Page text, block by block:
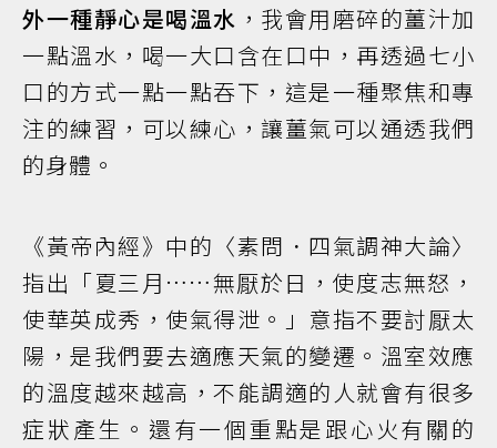
外一種靜心是喝溫水 ，我會用磨碎的薑汁加
一點溫水，喝一大口含在口中，再透過七小
口的方式一點一點吞下，這是一種聚焦和專
注的練習，可以練心，讓薑氣可以通透我們
的身體。
《黃帝內經》中的〈素問．四氣調神大論〉
指出「夏三月……無厭於日，使度志無怒，
使華英成秀，使氣得泄。」意指不要討厭太
陽，是我們要去適應天氣的變遷。溫室效應
的溫度越來越高，不能調適的人就會有很多
症狀產生。還有一個重點是跟心火有關的